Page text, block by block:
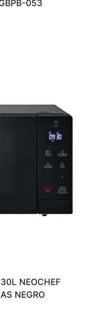
053
NEOCHEF
NEGRO